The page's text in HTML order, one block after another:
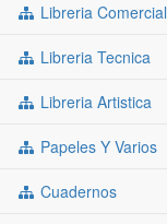
Libreria Comercial
Libreria Tecnica
Libreria Artistica
Papeles Y Varios
Cuadernos